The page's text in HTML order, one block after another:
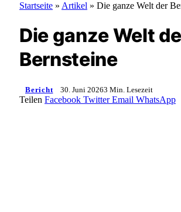
Startseite » Artikel » Die ganze Welt der
Die ganze Welt
Bernsteine
Bericht 30. Juni 20263 Min. Lesezeit
Teilen Facebook Twitter Email WhatsApp